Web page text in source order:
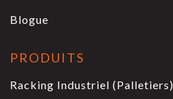
Blogue
PRODUITS
Racking Industriel (Palletiers)